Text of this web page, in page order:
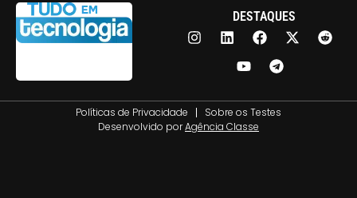
DESTAQUES
Políticas de Privacidade
Sobre os Testes
Desenvolvido porAgência Classe